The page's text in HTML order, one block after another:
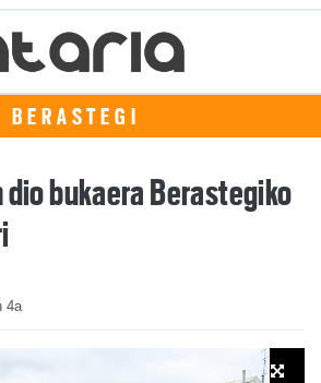
BERASTEGI
dio bukaera Berastegiko
4a